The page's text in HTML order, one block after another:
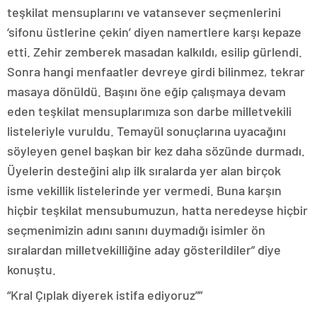
teşkilat mensuplarını ve vatansever seçmenlerini
‘sifonu üstlerine çekin’ diyen namertlere karşı kepaze
etti. Zehir zemberek masadan kalkıldı, esilip gürlendi.
Sonra hangi menfaatler devreye girdi bilinmez, tekrar
masaya dönüldü. Başını öne eğip çalışmaya devam
eden teşkilat mensuplarımıza son darbe milletvekili
listeleriyle vuruldu. Temayül sonuçlarına uyacağını
söyleyen genel başkan bir kez daha sözünde durmadı.
Üyelerin desteğini alıp ilk sıralarda yer alan birçok
isme vekillik listelerinde yer vermedi. Buna karşın
hiçbir teşkilat mensubumuzun, hatta neredeyse hiçbir
seçmenimizin adını sanını duymadığı isimler ön
sıralardan milletvekilliğine aday gösterildiler” diye
konuştu.
“Kral Çıplak diyerek istifa ediyoruz””